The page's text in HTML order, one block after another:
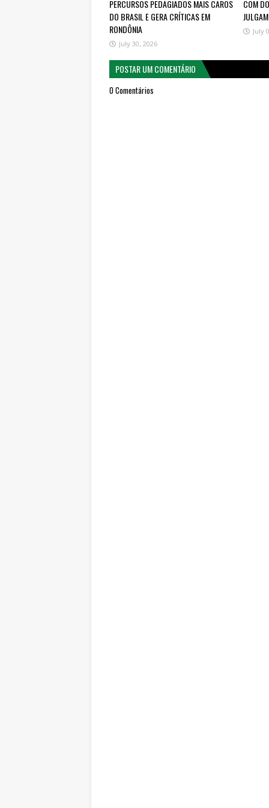
PERCURSOS PEDAGIADOS MAIS CAROS
DO BRASIL E GERA CRÍTICAS EM
RONDÔNIA
July 30, 2026
COM
July
POSTAR UM COMENTÁRIO
0 Comentários